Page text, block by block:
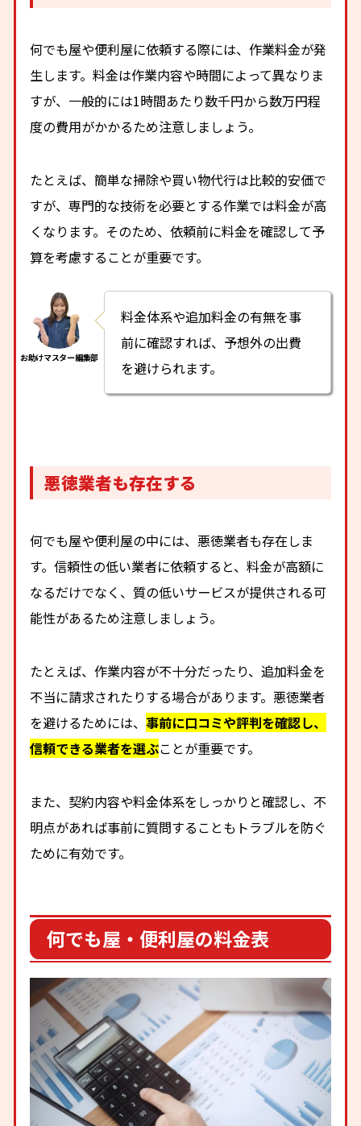
何でも屋や便利屋に依頼する際には、作業料金が発
生します。料金は作業内容や時間によって異なりま
すが、一般的には1時間あたり数千円から数万円程
度の費用がかかるため注意しましょう。
たとえば、簡単な掃除や買い物代行は比較的安価で
すが、専門的な技術を必要とする作業では料金が高
くなります。そのため、依頼前に料金を確認して予
算を考慮することが重要です。
料金体系や追加料金の有無を事
前に確認すれば、予想外の出費
を避けられます。
悪徳業者も存在する
何でも屋や便利屋の中には、悪徳業者も存在しま
す。信頼性の低い業者に依頼すると、料金が高額に
なるだけでなく、質の低いサービスが提供される可
能性があるため注意しましょう。
たとえば、作業内容が不十分だったり、追加料金を
不当に請求されたりする場合があります。悪徳業者
を避けるためには、事前に口コミや評判を確認し、
信頼できる業者を選ぶことが重要です。
また、契約内容や料金体系をしっかりと確認し、不
明点があれば事前に質問することもトラブルを防ぐ
ために有効です。
何でも屋・便利屋の料金表